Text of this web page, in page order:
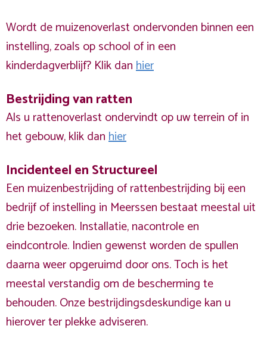
Wordt de muizenoverlast ondervonden binnen een
instelling, zoals op school of in een
kinderdagverblijf? Klik danhier
Bestrijding van ratten
Als u rattenoverlast ondervindt op uw terrein of in
het gebouw, klik danhier
Incidenteel en Structureel
Een muizenbestrijding of rattenbestrijding bij een
bedrijf of instelling in Meerssen bestaat meestal uit
drie bezoeken. Installatie, nacontrole en
eindcontrole. Indien gewenst worden de spullen
daarna weer opgeruimd door ons. Toch is het
meestal verstandig om de bescherming te
behouden. Onze bestrijdingsdeskundige kan u
hierover ter plekke adviseren.